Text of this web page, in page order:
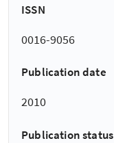
ISSN
0016-9056
Publication date
2010
Publication status